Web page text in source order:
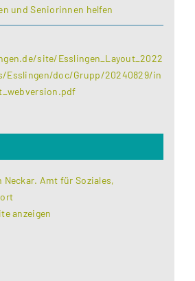
und Seniorinnen helfen
site/Esslingen_Layout_2022
Esslingen/doc/Grupp/20240829/in
Neckar. Amt für Soziales,
anzeigen